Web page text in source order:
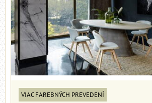
VIAC FAREBNÝCH PREVEDENÍ